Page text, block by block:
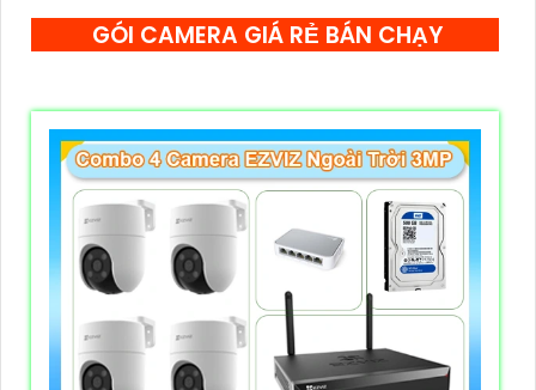
GÓI CAMERA GIÁ RẺ BÁN CHẠY